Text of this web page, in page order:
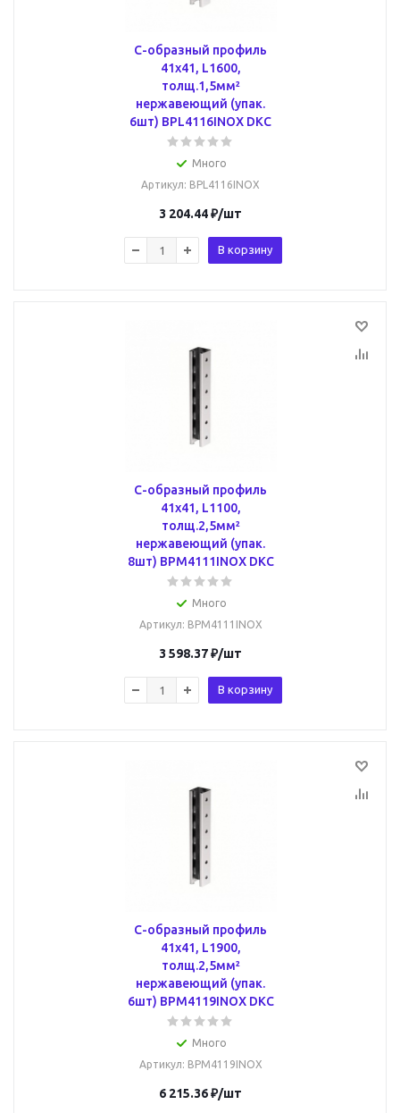
С-образный профиль
41х41, L1600,
толщ.1,5мм²
нержавеющий (упак.
6шт) BPL4116INOX DKC
Много
Артикул: BPL4116INOX
3 204.44₽/шт
В корзину
С-образный профиль
41х41, L1100,
толщ.2,5мм²
нержавеющий (упак.
8шт) BPM4111INOX DKC
Много
Артикул: BPM4111INOX
3 598.37₽/шт
В корзину
С-образный профиль
41х41, L1900,
толщ.2,5мм²
нержавеющий (упак.
6шт) BPM4119INOX DKC
Много
Артикул: BPM4119INOX
6 215.36₽/шт